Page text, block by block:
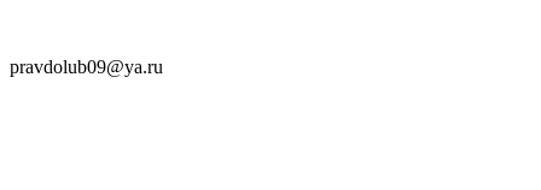
pravdolub09@ya.ru